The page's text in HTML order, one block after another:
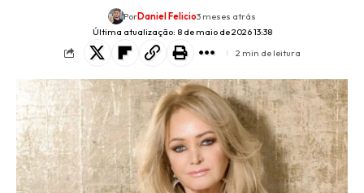
Última atualização: 8 de maio de 2026 13:38
PorDaniel Felicio3 meses atrás
2 min de leitura